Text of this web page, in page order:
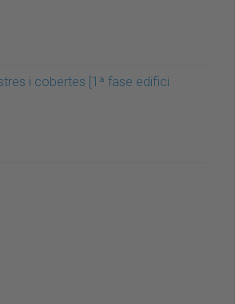
i cobertes [1ª fase edifici